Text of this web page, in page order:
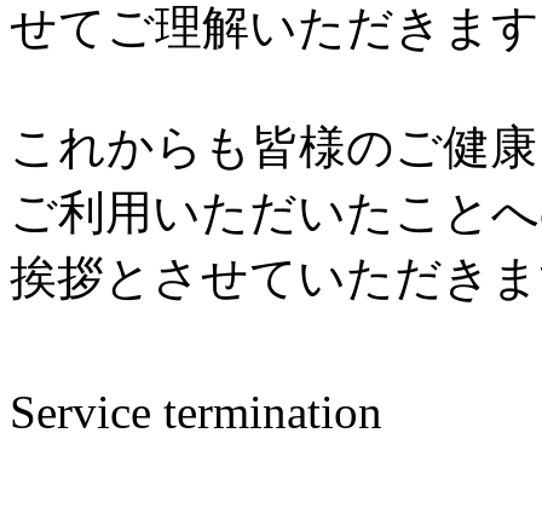
せてご理解いただきま
これからも皆様のご健
ご利用いただいたこと
挨拶とさせていただき
Service termination